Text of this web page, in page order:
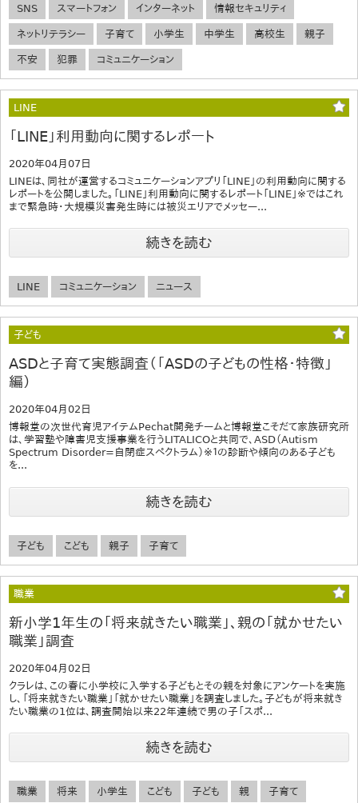
SNS スマートフォン インターネット 情報セキュリティ
ネットリテラシー 子育て 小学生 中学生 高校生 親子
不安 犯罪 コミュニケーション
LINE
「LINE」利用動向に関するレポート
2020年04月07日
LINEは、同社が運営するコミュニケーションアプリ「LINE」の利用動向に関する
レポートを公開しました。「LINE」利用動向に関するレポート「LINE」※ではこれ
まで緊急時・大規模災害発生時には被災エリアでメッセー...
続きを読む
LINE コミュニケーション ニュース
子ども
ASDと子育て実態調査（「ASDの子どもの性格・特徴」
編）
2020年04月02日
博報堂の次世代育児アイテムPechat開発チームと博報堂こそだて家族研究所
は、学習塾や障害児支援事業を行うLITALICOと共同で、ASD（Autism
Spectrum Disorder=自閉症スペクトラム）※１の診断や傾向のある子ども
を...
続きを読む
子ども こども 親子 子育て
職業
新小学1年生の「将来就きたい職業」、親の「就かせたい
職業」調査
2020年04月02日
クラレは、この春に小学校に入学する子どもとその親を対象にアンケートを実施
し、「将来就きたい職業」「就かせたい職業」を調査しました。子どもが将来就き
たい職業の1位は、調査開始以来22年連続で男の子「スポ...
続きを読む
職業 将来 小学生 こども 子ども 親 子育て